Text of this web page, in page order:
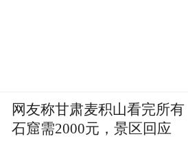
网友称甘肃麦积山看完所有
石窟需2000元，景区回应